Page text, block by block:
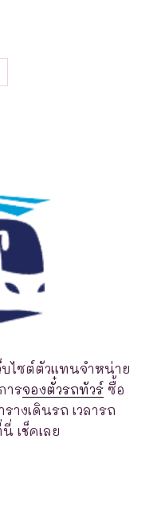
บไซต์ตัวแทนจำหน่าย
ารจองตั๋วรถทัวร์ ซื้อ
างเดินรถ เวลารถ
เช็คเลย